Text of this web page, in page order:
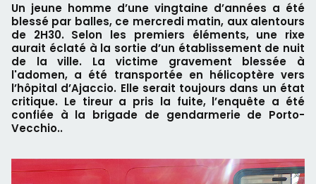
Un jeune homme d’une vingtaine d’années a été
blessé par balles, ce mercredi matin, aux alentours
de 2H30. Selon les premiers éléments, une rixe
aurait éclaté à la sortie d’un établissement de nuit
de la ville. La victime gravement blessée à
l'adomen, a été transportée en hélicoptère vers
l’hôpital d’Ajaccio. Elle serait toujours dans un état
critique. Le tireur a pris la fuite, l’enquête a été
confiée à la brigade de gendarmerie de Porto-
Vecchio..